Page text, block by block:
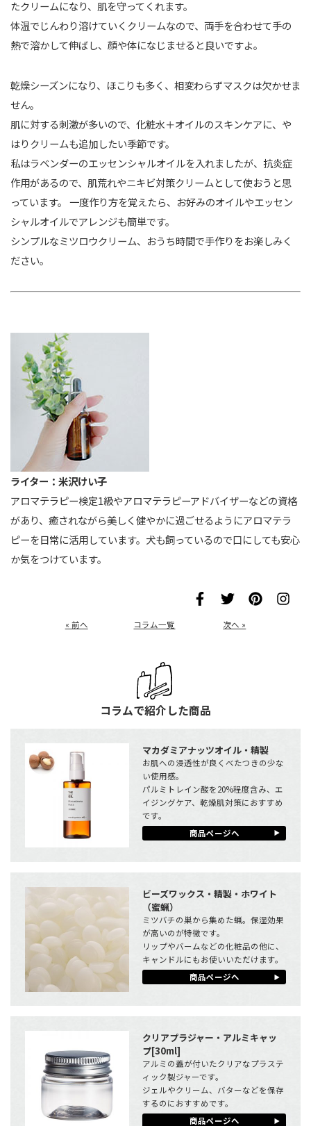
たクリームになり、肌を守ってくれます。
体温でじんわり溶けていくクリームなので、両手を合わせて手の
熱で溶かして伸ばし、顔や体になじませると良いですよ。
乾燥シーズンになり、ほこりも多く、相変わらずマスクは欠かせま
せん。
肌に対する刺激が多いので、化粧水＋オイルのスキンケアに、や
はりクリームも追加したい季節です。
私はラベンダーのエッセンシャルオイルを入れましたが、抗炎症
作用があるので、肌荒れやニキビ対策クリームとして使おうと思
っています。 一度作り方を覚えたら、お好みのオイルやエッセン
シャルオイルでアレンジも簡単です。
シンプルなミツロウクリーム、おうち時間で手作りをお楽しみく
ださい。
ライター：米沢けい子
アロマテラピー検定1級やアロマテラピーアドバイザーなどの資格
があり、癒されながら美しく健やかに過ごせるようにアロマテラ
ピーを日常に活用しています。犬も飼っているので口にしても安心
か気をつけています。
« 前へ コラム一覧 次へ »
コラムで紹介した商品
マカダミアナッツオイル・精製
お肌への浸透性が良くべたつきの少な
い使用感。
パルミトレイン酸を20%程度含み、エ
イジングケア、乾燥肌対策におすすめ
です。
商品ページへ
ビーズワックス・精製・ホワイト
（蜜蝋）
ミツバチの巣から集めた蝋。保湿効果
が高いのが特徴です。
リップやバームなどの化粧品の他に、
キャンドルにもお使いいただけます。
商品ページへ
クリアプラジャー・アルミキャッ
プ[30ml]
アルミの蓋が付いたクリアなプラステ
ィック製ジャーです。
ジェルやクリーム、バターなどを保存
するのにおすすめです。
商品ページへ